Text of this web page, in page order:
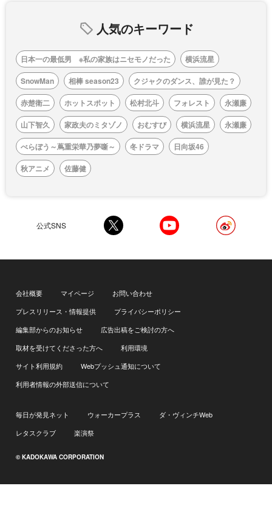
人気のキーワード
日本一の最低男 ※私の家族はニセモノだった
横浜流星
SnowMan
相棒 season23
クジャクのダンス、誰が見た？
赤楚衛二
ホットスポット 松村北斗 フォレスト
永瀬廉
山下智久
家政夫のミタゾノ おむすび 横浜流星
永瀬廉
べらぼう～蔦重栄華乃夢噺～
冬ドラマ
日向坂46
秋アニメ
佐藤健
公式SNS
会社概要 マイページ
お問い合わせ
プレスリリース・情報提供
プライバシーポリシー
編集部からのお知らせ
広告出稿をご検討の方へ
取材を受けてくださった方へ
利用環境
サイト利用規約
Webプッシュ通知について
利用者情報の外部送信について
毎日が発見ネット ウォーカープラス
ダ・ヴィンチWeb
レタスクラブ
楽演祭
© KADOKAWA CORPORATION